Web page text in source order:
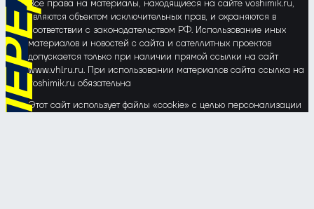
Все права на материалы, находящиеся на сайте voshimik.ru,
являются объектом исключительных прав, и охраняются в
соответствии с законодательством РФ. Использование иных
материалов и новостей с сайта и сателлитных проектов
допускается только при наличии прямой ссылки на сайт
www.vhlru.ru. При использовании материалов сайта ссылка на
voshimik.ru обязательна
Этот сайт использует файлы «cookie» с целью персонализации